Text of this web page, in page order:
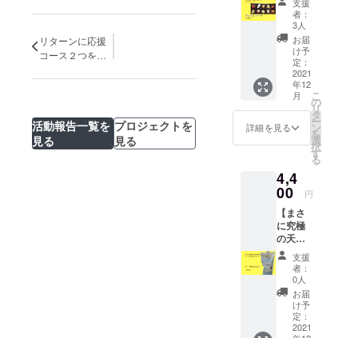
リターンに応援
コース２つを追
た！
活動報告一覧を
見る
プロジェクトを
見る
ゴー
・デー
ツ ・
いちじ
外郵便
にてお
届けい
たしま
てお楽
しみい
ただけ
ます。
お友達
との集
まり
や、
ホッと
癒した
いひと
せな
ハーブ
の時間
をお楽
しみく
ださ
い。
ホット
ハーブ
ティー
を冷や
して、
タミ
ン、ミ
ネラ
ル、フ
ラボノ
イド、
葉緑素
などカ
喜ぶ栄
養たっ
フェイ
ンでお
子様か
ら妊婦
さん、
授乳中
の方で
もお飲
み頂け
ます。
また、
普段の
生活で
フト
ラッピ
ング無
しとな
りま
す。ご
了承く
ださ
い。 ■
フレッ
ツ
オーガ
ニック
フルー
ツを手
摘みで
収穫
し、 こ
だわり
の製法
で乾燥
させま
した。
チョ
コ ８
個入り
ギフ
トラッ
ピング
付き* ・
感謝の
お手紙 *
北海
への発
送はギ
フト
ラッピ
ング無
しとな
りま
す。ご
了承く
ださ
い。 良
質なカ
カオに
チョコ
in デー
ツ 10
個入
り】税
込・送
料込み
・お届
け予定
12月下
旬、賞
味期
届け
後、冷
蔵で約
30日
間 ●
セット
内容 ・
チョコ
in デー
ツ 10
個入り
ギフ
トラッ
者：
3人
お届
け予
定：
2021
年12
月
詳細を見る
こ
の
リ
タ
ー
ン
を
選
択
す
る
4,4
00 円
【まさ
に究極
の天然
甘味
料！
デーツ
シロッ
1,000g
】税
支援
者：
0人
お届
け予
定：
2021